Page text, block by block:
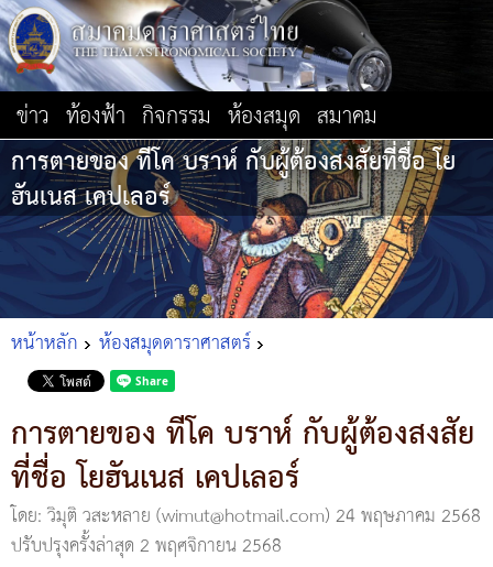
ข่าว ท้องฟ้า กิจกรรม ห้องสมุด สมาคม
การตายของ ทีโค บราห์ กับผู้ต้องสงสัยที่ชื่อ โย
ฮันเนส เคปเลอร์
หน้าหลัก ห้องสมุดดาราศาสตร์
การตายของ ทีโค บราห์ กับผู้ต้องสงสัย
ที่ชื่อ โยฮันเนส เคปเลอร์
โดย: วิมุติ วสะหลาย (wimut@hotmail.com)24 พฤษภาคม 2568
ปรับปรุงครั้งล่าสุด 2 พฤศจิกายน 2568